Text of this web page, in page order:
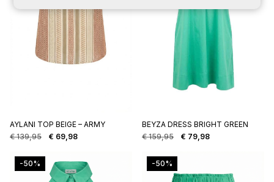
AYLANI TOP BEIGE – ARMY
€139,95
Oorspronkelijke
was:
€ 139,95.
€ 69,98
Huidige
€ 69,98.
BEYZA DRESS BRIGHT GREEN
€159,95
Oorspronkelijke
was:
€ 159,95.
€ 79,98
Huidige
€ 79,98.
-50% -50%